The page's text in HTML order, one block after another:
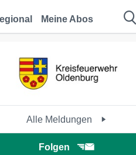
Meine Abos
Alle Meldungen
Folgen